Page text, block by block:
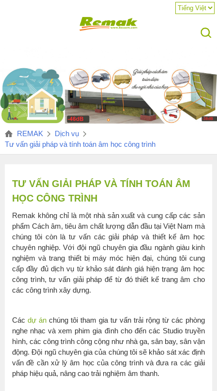
REMAK
Dịch vụ
Tư vấn giải pháp và tính toán âm học công trình
TƯ VẤN GIẢI PHÁP VÀ TÍNH TOÁN ÂM
HỌC CÔNG TRÌNH
Remak không chỉ là một nhà sản xuất và cung cấp các sản
phẩm Cách âm, tiêu âm chất lượng dẫn đầu tại Việt Nam mà
chúng tôi còn là tư vấn các giải pháp và thiết kế âm học
chuyên nghiệp. Với đội ngũ chuyên gia đầu ngành giàu kinh
nghiệm và trang thiết bị máy móc hiện đại, chúng tôi cung
cấp đầy đủ dịch vụ từ khảo sát đánh giá hiện trạng âm học
công trình, tư vấn giải pháp để từ đó thiết kế trang âm cho
các công trình xây dựng.
Các dự án chúng tôi tham gia tư vấn trải rộng từ các phòng
nghe nhạc và xem phim gia đình cho đến các Studio truyền
hình, các công trình công cộng như nhà ga, sân bay, sân vận
động. Đội ngũ chuyên gia của chúng tôi sẽ khảo sát xác định
vấn đề cần xử lý âm học của công trình và đưa ra các giải
pháp hiệu quả, nâng cao trải nghiệm âm thanh.